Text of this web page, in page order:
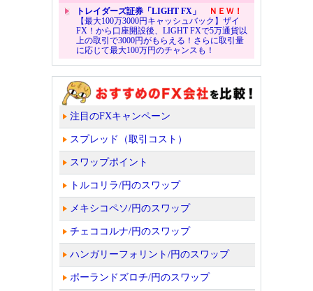
トレイダーズ証券「LIGHT FX」
ＮＥＷ！
【最大100万3000円キャッシュバック】ザイ
FX！から口座開設後、LIGHT FXで5万通貨以
上の取引で3000円がもらえる！さらに取引量
に応じて最大100万円のチャンスも！
注目のFXキャンペーン
スプレッド（取引コスト）
スワップポイント
トルコリラ/円のスワップ
メキシコペソ/円のスワップ
チェココルナ/円のスワップ
ハンガリーフォリント/円のスワップ
ポーランドズロチ/円のスワップ